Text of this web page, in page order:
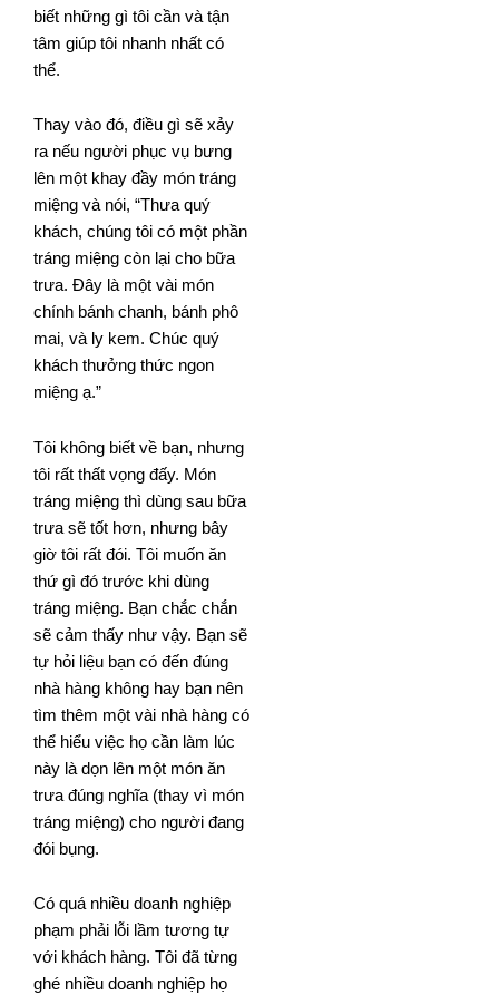
biết những gì tôi cần và tận
tâm giúp tôi nhanh nhất có
thể.
Thay vào đó, điều gì sẽ xảy
ra nếu người phục vụ bưng
lên một khay đầy món tráng
miệng và nói, “Thưa quý
khách, chúng tôi có một phần
tráng miệng còn lại cho bữa
trưa. Đây là một vài món
chính bánh chanh, bánh phô
mai, và ly kem. Chúc quý
khách thưởng thức ngon
miệng ạ.”
Tôi không biết về bạn, nhưng
tôi rất thất vọng đấy. Món
tráng miệng thì dùng sau bữa
trưa sẽ tốt hơn, nhưng bây
giờ tôi rất đói. Tôi muốn ăn
thứ gì đó trước khi dùng
tráng miệng. Bạn chắc chắn
sẽ cảm thấy như vậy. Bạn sẽ
tự hỏi liệu bạn có đến đúng
nhà hàng không hay bạn nên
tìm thêm một vài nhà hàng có
thể hiểu việc họ cần làm lúc
này là dọn lên một món ăn
trưa đúng nghĩa (thay vì món
tráng miệng) cho người đang
đói bụng.
Có quá nhiều doanh nghiệp
phạm phải lỗi lầm tương tự
với khách hàng. Tôi đã từng
ghé nhiều doanh nghiệp họ